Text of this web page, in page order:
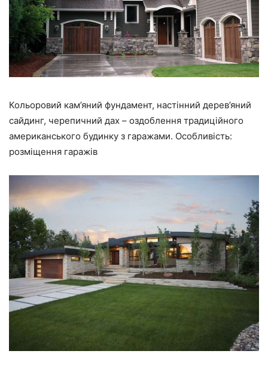
Кольоровий кам’яний фундамент, настінний дерев’яний
сайдинг, черепичний дах – оздоблення традиційного
американського будинку з гаражами. Особливість:
розміщення гаражів